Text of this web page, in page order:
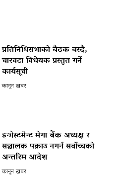
प्रतिनिधिसभाको बैठक बस्दै,
चारवटा विधेयक प्रस्तुत गर्ने
कार्यसूची
कानून खबर
इन्भेस्टमेन्ट मेगा बैंक अध्यक्ष र
सञ्चालक पक्राउ नगर्न सर्वोच्चको
अन्तरिम आदेश
कानून खबर